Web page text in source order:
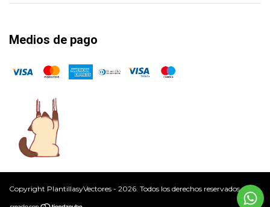
Medios de pago
Copyright PlantillasyVectores - 2026. Todos los derechos reservados.